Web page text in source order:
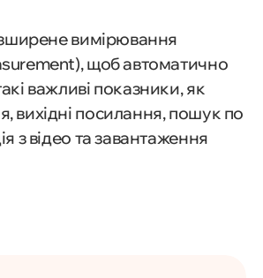
вимірювання
щоб автоматично
важливі показники, як
вихідні посилання, пошук по
з відео та завантаження